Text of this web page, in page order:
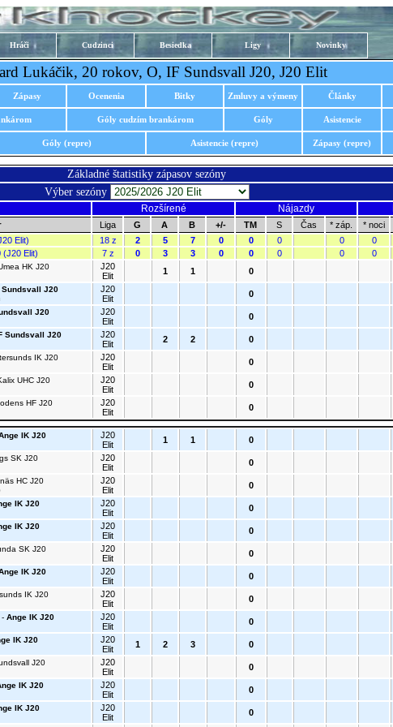
Hráči Cudzinci Besiedka Ligy Novinky
Lukáčik, 20 rokov, O, IF Sundsvall J20, J20 Elit
Zápasy Ocenenia Bitky Zmluvy a výmeny Články
Góly cudzím brankárom Góly Asistencie
Góly (repre) Asistencie (repre) Zápasy (repre)
Základné štatistiky zápasov sezóny
Výber sezóny
Rozšírené Nájazdy
Liga G A B +/- TM S Čas * záp. * noci
Elit) 18 z 2 5 7 0 0 0 0
0
(J20 Elit) 7 z 0 3 3 0 0 0 0
0
HK J20
J20
Elit
1 1 0
Sundsvall J20
J20
Elit
0
J20
J20
Elit
0
Sundsvall J20
J20
Elit
2 2 0
IK J20
J20
Elit
0
UHC J20
J20
Elit
0
HF J20
J20
Elit
0
IK J20
J20
Elit
1 1 0
SK J20
J20
Elit
0
HC J20
J20
Elit
0
IK J20
J20
Elit
0
IK J20
J20
Elit
0
SK J20
J20
Elit
0
IK J20
J20
Elit
0
IK J20
J20
Elit
0
- Ange IK J20
J20
Elit
0
IK J20
J20
Elit
1 2 3 0
J20
J20
Elit
0
IK J20
J20
Elit
0
IK J20
J20
Elit
0